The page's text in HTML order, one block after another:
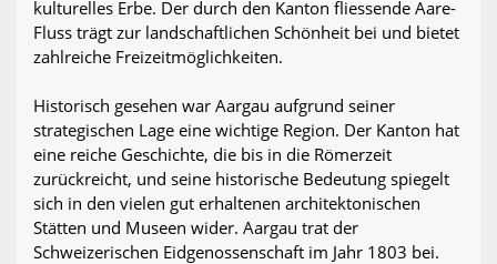
kulturelles Erbe. Der durch den Kanton fliessende Aare-
Fluss trägt zur landschaftlichen Schönheit bei und bietet
zahlreiche Freizeitmöglichkeiten.
Historisch gesehen war Aargau aufgrund seiner
strategischen Lage eine wichtige Region. Der Kanton hat
eine reiche Geschichte, die bis in die Römerzeit
zurückreicht, und seine historische Bedeutung spiegelt
sich in den vielen gut erhaltenen architektonischen
Stätten und Museen wider. Aargau trat der
Schweizerischen Eidgenossenschaft im Jahr 1803 bei.